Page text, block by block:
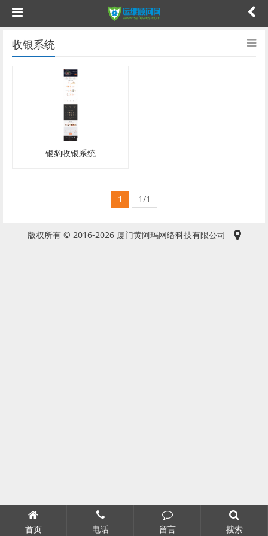
收银系统
银豹收银系统
1 1/1
版权所有 © 2016-2026 厦门黄阿玛网络科技有限公司
首页 电话 留言 搜索